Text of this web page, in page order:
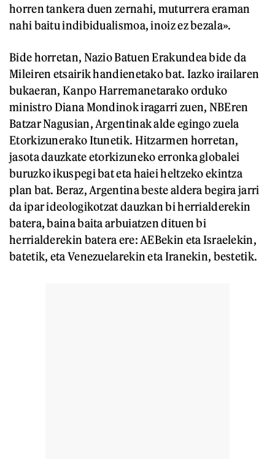
horren tankera duen zernahi, muturrera eraman
nahi baitu indibidualismoa, inoiz ez bezala».
Bide horretan, Nazio Batuen Erakundea bide da
Mileiren etsairik handienetako bat. Iazko irailaren
bukaeran, Kanpo Harremanetarako orduko
ministro Diana Mondinok iragarri zuen, NBEren
Batzar Nagusian, Argentinak alde egingo zuela
Etorkizunerako Itunetik. Hitzarmen horretan,
jasota dauzkate etorkizuneko erronka globalei
buruzko ikuspegi bat eta haiei heltzeko ekintza
plan bat. Beraz, Argentina beste aldera begira jarri
da ipar ideologikotzat dauzkan bi herrialderekin
batera, baina baita arbuiatzen dituen bi
herrialderekin batera ere: AEBekin eta Israelekin,
batetik, eta Venezuelarekin eta Iranekin, bestetik.